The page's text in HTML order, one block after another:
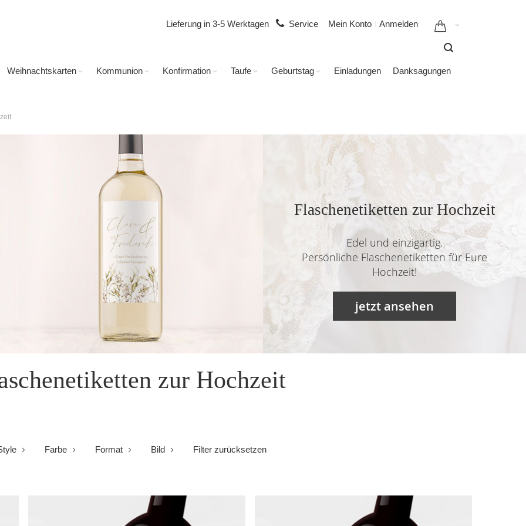
Mein Konto Anmelden
Lieferung in 3-5 Werktagen Service
Weihnachtskarten Kommunion Konfirmation Taufe Geburtstag Einladungen Danksagungen
Flaschenetiketten zur Hochzeit
Edel und einzigartig.
Persönliche Flaschenetiketten für Eure
Hochzeit!
jetzt ansehen
zur Hochzeit
Farbe Format Bild Filter zurücksetzen